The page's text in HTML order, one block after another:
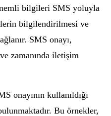
bilgileri SMS yoluyla
bilgilendirilmesi ve
SMS onayı,
zamanında iletişim
onayının kullanıldığı
Bu örnekler,